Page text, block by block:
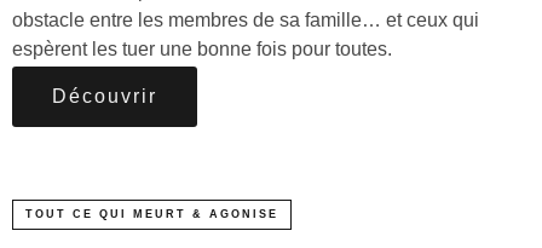
obstacle entre les membres de sa famille… et ceux qui
espèrent les tuer une bonne fois pour toutes.
Découvrir
TOUT CE QUI MEURT & AGONISE